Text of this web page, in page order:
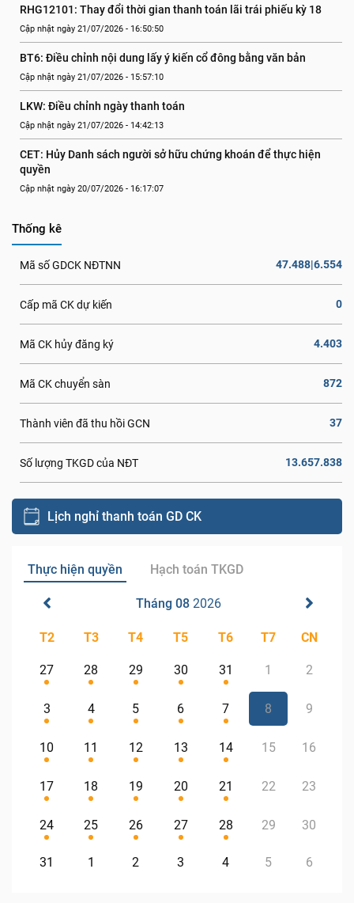
RHG12101: Thay đổi thời gian thanh toán lãi trái phiếu kỳ 18
Cập nhật ngày 21/07/2026 - 16:50:50
BT6: Điều chỉnh nội dung lấy ý kiến cổ đông bằng văn bản
Cập nhật ngày 21/07/2026 - 15:57:10
LKW: Điều chỉnh ngày thanh toán
Cập nhật ngày 21/07/2026 - 14:42:13
CET: Hủy Danh sách người sở hữu chứng khoán để thực hiện
quyền
Cập nhật ngày 20/07/2026 - 16:17:07
Thống kê
Mã số GDCK NĐTNN 47.488|6.554
Cấp mã CK dự kiến 0
Mã CK hủy đăng ký 4.403
Mã CK chuyển sàn 872
Thành viên đã thu hồi GCN 37
Số lượng TKGD của NĐT 13.657.838
Lịch nghỉ thanh toán GD CK
Thực hiện quyền Hạch toán TKGD
Tháng 08 2026
T2 T3 T4 T5 T6 T7 CN
27 28 29 30 31 1 2
3 4 5 6 7 8 9
10 11 12 13 14 15 16
17 18 19 20 21 22 23
24 25 26 27 28 29 30
31 1 2 3 4 5 6